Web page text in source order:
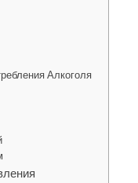
Алкоголя